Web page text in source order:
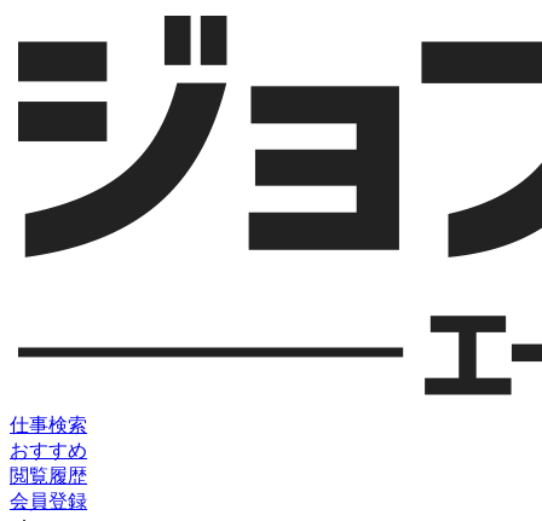
仕事検索
おすすめ
閲覧履歴
会員登録